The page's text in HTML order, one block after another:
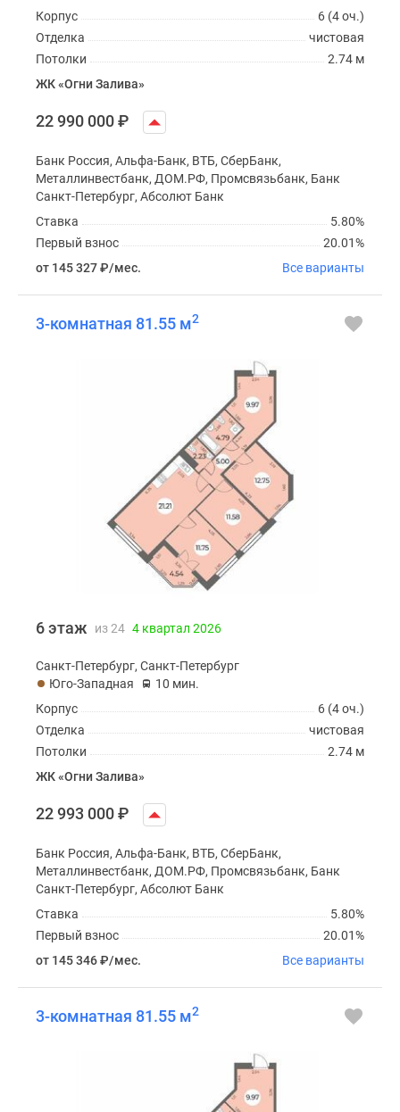
6 (4 оч.)
Корпус
чистовая
Отделка
2.74 м
Потолки
ЖК «Огни Залива»
22 990 000₽
Банк Россия, Альфа-Банк, ВТБ, СберБанк,
Металлинвестбанк, ДОМ.РФ, Промсвязьбанк, Банк
Санкт-Петербург, Абсолют Банк
5.80%
Ставка
20.01%
Первый взнос
от 145 327₽/мес. Все варианты
3-комнатная 81.55 м2
6 этаж из 24 4 квартал 2026
Санкт-Петербург, Санкт-Петербург
Юго-Западная
10 мин.
6 (4 оч.)
Корпус
чистовая
Отделка
2.74 м
Потолки
ЖК «Огни Залива»
22 993 000₽
Банк Россия, Альфа-Банк, ВТБ, СберБанк,
Металлинвестбанк, ДОМ.РФ, Промсвязьбанк, Банк
Санкт-Петербург, Абсолют Банк
5.80%
Ставка
20.01%
Первый взнос
от 145 346₽/мес. Все варианты
3-комнатная 81.55 м2